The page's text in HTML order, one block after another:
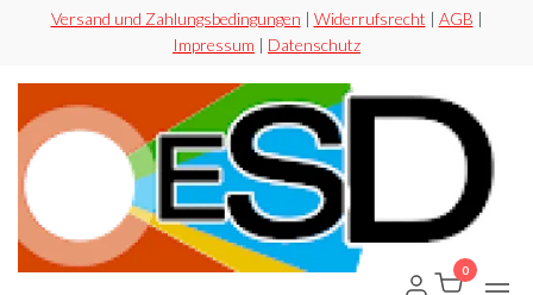
springen
Versand und Zahlungsbedingungen | Widerrufsrecht | AGB |
Impressum | Datenschutz
0